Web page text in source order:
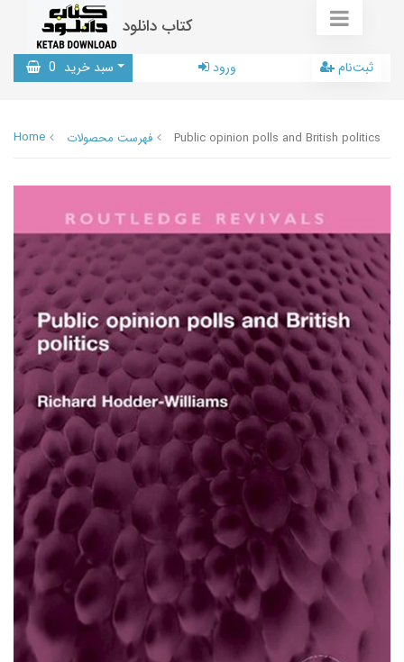
کتاب دانلود
سبد خرید 0 ورود ثبت‌نام
Home فهرست محصولات Public opinion polls and British politics